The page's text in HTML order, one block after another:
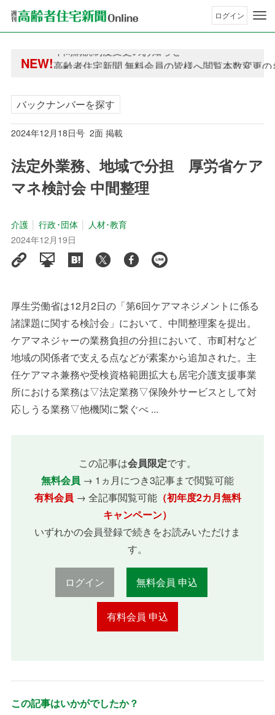
ログイン
NEW!高齢者住宅新聞 無料会員の皆様へ閲覧本数変更
高齢者住宅新聞 無料会員の皆様へ閲覧本数変更
バックナンバーを探す
2024年12月18日号 2面 掲載
法定外業務、地域で分担 厚労省ケア
マネ検討会 中間整理
介護 行政･団体
人材･教育
2024年12月19日
厚生労働省は12月2日の「第6回ケアマネジメントに係る
諸課題に関する検討会」において、中間整理案を提出。
ケアマネジャーの業務負担の分担において、市町村など
地域の関係者で支える点などが素案から追加された。主
任ケアマネ兼務や受検資格範囲拡大も居宅介護支援事業
所における業務は▽法定業務▽保険外サービスとして対
応しうる業務▽他機関に繋ぐべ ...
この記事は会員限定です。
無料会員 → 1ヵ月につき3記事まで閲覧可能
有料会員 → 全記事閲覧可能（初年度2カ月無料
キャンペーン）
いずれかの会員登録で続きをお読みいただけま
す。
ログイン 無料会員 申込
有料会員 申込
この記事はいかがでしたか？